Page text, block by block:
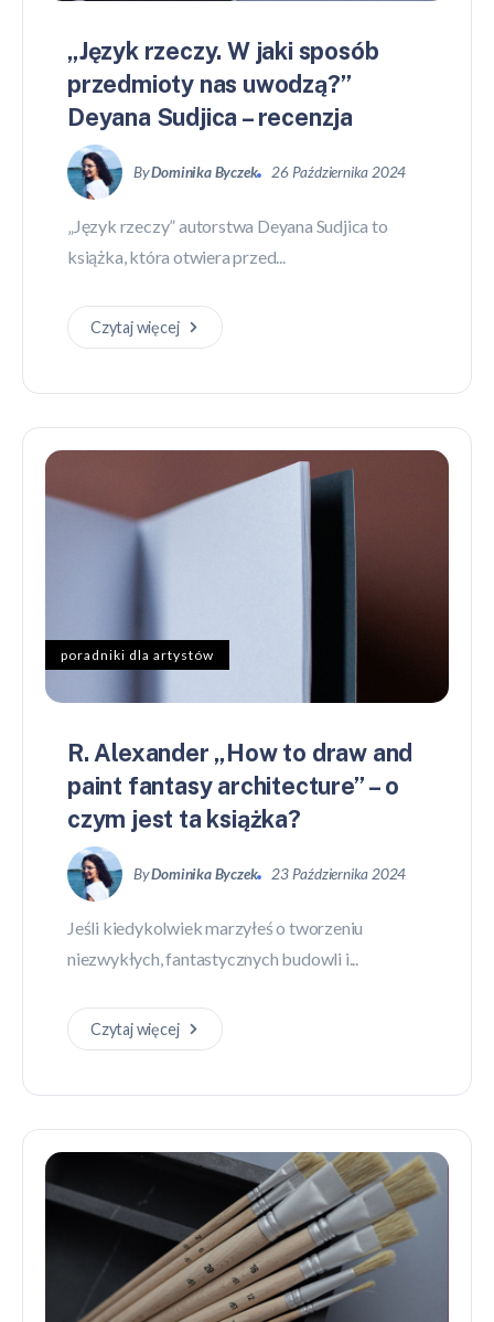
„Język rzeczy. W jaki sposób
przedmioty nas uwodzą?”
Deyana Sudjica – recenzja
ByDominika Byczek 26 Października 2024
„Język rzeczy” autorstwa Deyana Sudjica to
książka, która otwiera przed...
Czytaj więcej
poradniki dla artystów
R. Alexander „How to draw and
paint fantasy architecture” – o
czym jest ta książka?
ByDominika Byczek 23 Października 2024
Jeśli kiedykolwiek marzyłeś o tworzeniu
niezwykłych, fantastycznych budowli i...
Czytaj więcej